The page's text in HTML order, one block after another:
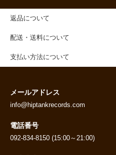
返品について
配送・送料について
支払い方法について
メールアドレス
info@hiptankrecords.com
電話番号
092-834-8150 (15:00～21:00)